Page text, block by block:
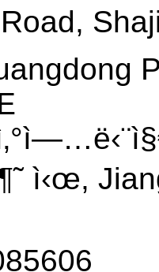
Road,
ì‹œ,